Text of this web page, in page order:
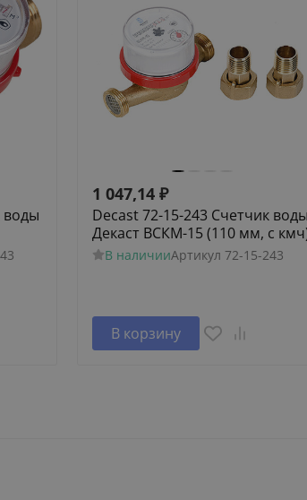
воды
1 047,14 ₽
Decast 72-15-243 Счетчик воды
Декаст ВСКМ-15 (110 мм, с
В наличииАртикул 72-15-243
В корзину